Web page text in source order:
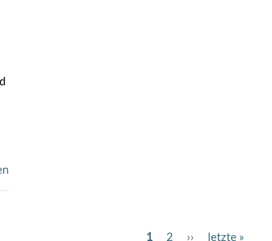
Aktuelle
1 Page
2 Nächste
›› Letzte
letzte »